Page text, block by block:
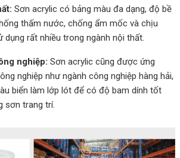
Sơn acrylic có bảng màu đa dạng, độ bề
thấm nước, chống ẩm mốc và chịu
rất nhiều trong ngành nội thất.
nghiệp: Sơn acrylic cũng được ứng
nghiệp như ngành công nghiệp hàng hải,
biển làm lớp lót để có độ bam dính tốt
sơn trang trí.